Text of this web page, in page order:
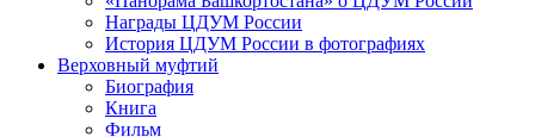
Награды ЦДУМ России
История ЦДУМ России в фотографиях
Верховный муфтий
Биография
Книга
Фильм